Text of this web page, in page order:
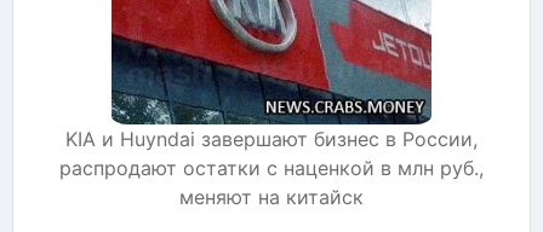
KIA и Huyndai завершают бизнес в России,
распродают остатки с наценкой в млн руб.,
меняют на китайск